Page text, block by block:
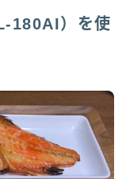
180AI）を使